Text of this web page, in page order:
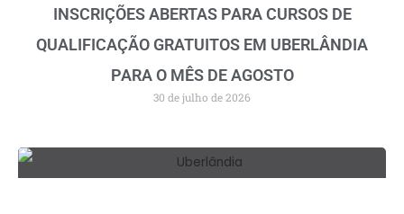
INSCRIÇÕES ABERTAS PARA CURSOS DE
QUALIFICAÇÃO GRATUITOS EM UBERLÂNDIA
PARA O MÊS DE AGOSTO
30 de julho de 2026